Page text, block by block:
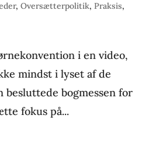
,Oversætterpolitik,Praksis,
i en video,
mindst i lyset af de
bogmessen for
fokus på...